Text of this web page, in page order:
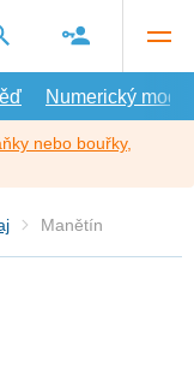
Numerický model
nebo bouřky,
Manětín